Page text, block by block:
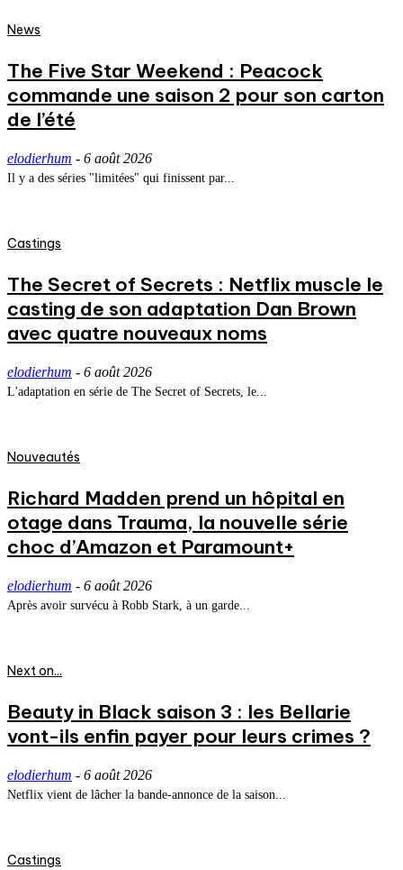
News
The Five Star Weekend : Peacock
commande une saison 2 pour son carton
de l’été
elodierhum - 6 août 2026
Il y a des séries "limitées" qui finissent par...
Castings
The Secret of Secrets : Netflix muscle le
casting de son adaptation Dan Brown
avec quatre nouveaux noms
elodierhum - 6 août 2026
L'adaptation en série de The Secret of Secrets, le...
Nouveautés
Richard Madden prend un hôpital en
otage dans Trauma, la nouvelle série
choc d’Amazon et Paramount+
elodierhum - 6 août 2026
Après avoir survécu à Robb Stark, à un garde...
Next on...
Beauty in Black saison 3 : les Bellarie
vont-ils enfin payer pour leurs crimes ?
elodierhum - 6 août 2026
Netflix vient de lâcher la bande-annonce de la saison...
Castings